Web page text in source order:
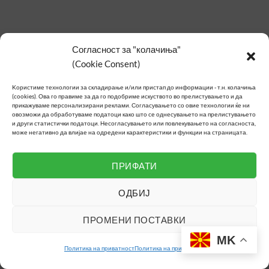
Согласност за "колачиња"
(Cookie Consent)
Kористиме технологии за складирање и/или пристап до информации - т.н. колачиња
(cookies).Ова го правиме за да го подобриме искуството во прелистувањето и да
прикажуваме персонализирани реклами.Согласувањето со овие технологии ќе ни
овозможи да обработуваме податоци како што се однесувањето на прелистувањето
и други статистички податоци.Несогласувањето или повлекувањето на согласноста,
може негативно да влијае на одредени карактеристики и функции на страницата.
ПРИФАТИ
ОДБИЈ
ПРОМЕНИ ПОСТАВКИ
Политика на приватностПолитика на приватност
MK